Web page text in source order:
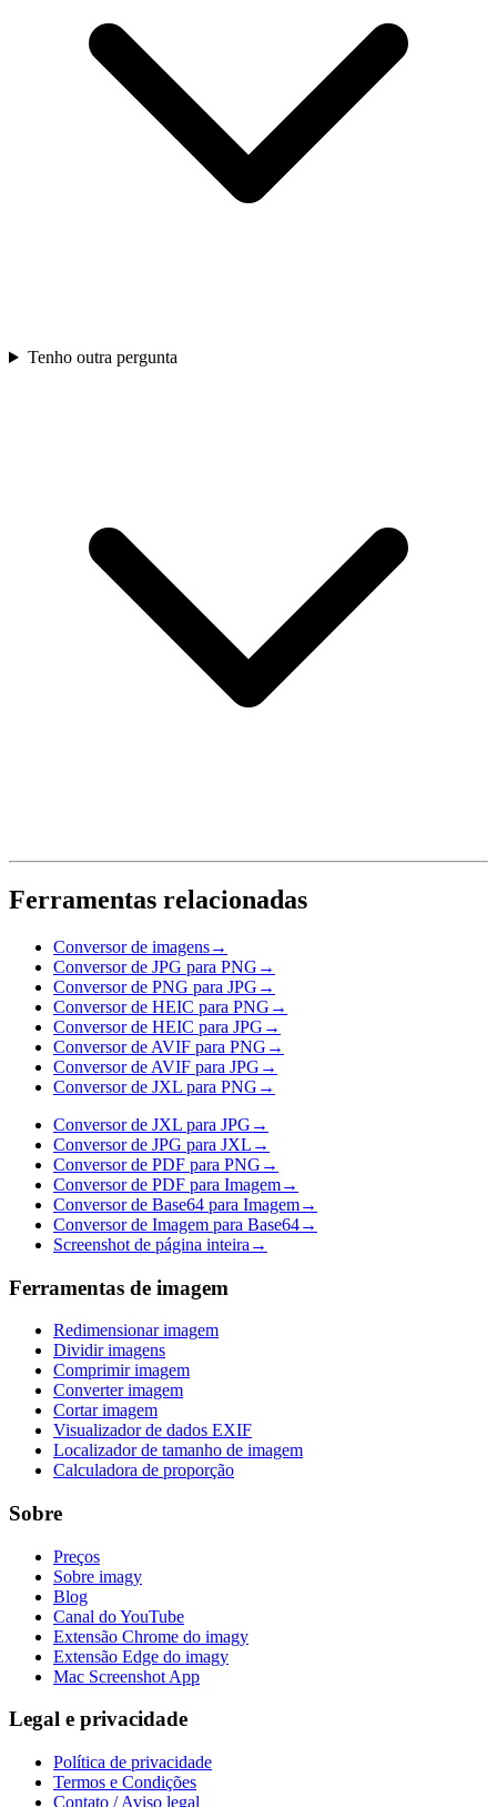
Tenho outra pergunta
Ferramentas relacionadas
Conversor de imagens→
Conversor de JPG para PNG →
Conversor de PNG para JPG →
Conversor de HEIC para PNG →
Conversor de HEIC para JPG →
Conversor de AVIF para PNG →
Conversor de AVIF para JPG →
Conversor de JXL para PNG →
Conversor de JXL para JPG →
Conversor de JPG para JXL →
Conversor de PDF para PNG →
Conversor de PDF para Imagem→
Conversor de Base64 para Imagem→
Conversor de Imagem para Base64→
Screenshot de página inteira →
Ferramentas de imagem
Redimensionar imagem
Dividir imagens
Comprimir imagem
Converter imagem
Cortar imagem
Visualizador de dados EXIF
Localizador de tamanho de imagem
Calculadora de proporção
Sobre
Preços
Sobre imagy
Blog
Canal do YouTube
Extensão Chrome do imagy
Extensão Edge do imagy
Mac Screenshot App
Legal e privacidade
Política de privacidade
Termos e Condições
Contato / Aviso legal